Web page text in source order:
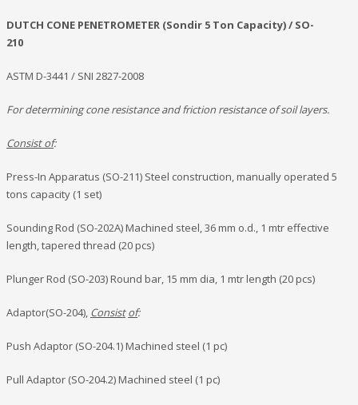
DUTCH CONE PENETROMETER (Sondir 5 Ton Capacity) / SO-
210
ASTM D-3441 / SNI 2827-2008
For determining cone resistance and friction resistance of soil layers.
Consist of:
Press-In Apparatus (SO-211) Steel construction, manually operated 5
tons capacity (1 set)
Sounding Rod (SO-202A) Machined steel, 36 mm o.d., 1 mtr effective
length, tapered thread (20 pcs)
Plunger Rod (SO-203) Round bar, 15 mm dia, 1 mtr length (20 pcs)
Adaptor(SO-204), Consist of:
Push Adaptor (SO-204.1) Machined steel (1 pc)
Pull Adaptor (SO-204.2) Machined steel (1 pc)